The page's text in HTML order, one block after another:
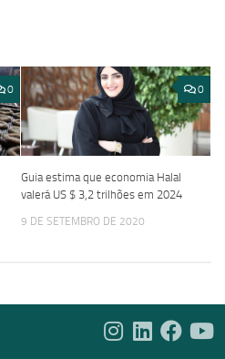
0 0
Guia estima que economia Halal
valerá US $ 3,2 trilhões em 2024
9 DE SETEMBRO DE 2020